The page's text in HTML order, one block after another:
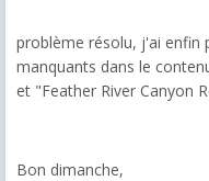
problème résolu, j'ai enfin
manquants dans le
et "Feather River Canyon
Bon dimanche,